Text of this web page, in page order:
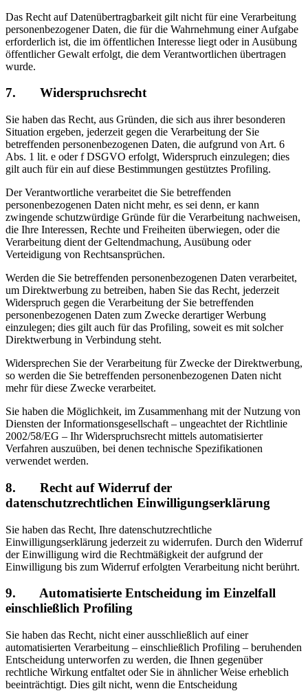
Das Recht auf Datenübertragbarkeit gilt nicht für eine Verarbeitung
personenbezogener Daten, die für die Wahrnehmung einer Aufgabe
erforderlich ist, die im öffentlichen Interesse liegt oder in Ausübung
öffentlicher Gewalt erfolgt, die dem Verantwortlichen übertragen
wurde.
7. Widerspruchsrecht
Sie haben das Recht, aus Gründen, die sich aus ihrer besonderen
Situation ergeben, jederzeit gegen die Verarbeitung der Sie
betreffenden personenbezogenen Daten, die aufgrund von Art. 6
Abs. 1 lit. e oder f DSGVO erfolgt, Widerspruch einzulegen; dies
gilt auch für ein auf diese Bestimmungen gestütztes Profiling.
Der Verantwortliche verarbeitet die Sie betreffenden
personenbezogenen Daten nicht mehr, es sei denn, er kann
zwingende schutzwürdige Gründe für die Verarbeitung nachweisen,
die Ihre Interessen, Rechte und Freiheiten überwiegen, oder die
Verarbeitung dient der Geltendmachung, Ausübung oder
Verteidigung von Rechtsansprüchen.
Werden die Sie betreffenden personenbezogenen Daten verarbeitet,
um Direktwerbung zu betreiben, haben Sie das Recht, jederzeit
Widerspruch gegen die Verarbeitung der Sie betreffenden
personenbezogenen Daten zum Zwecke derartiger Werbung
einzulegen; dies gilt auch für das Profiling, soweit es mit solcher
Direktwerbung in Verbindung steht.
Widersprechen Sie der Verarbeitung für Zwecke der Direktwerbung,
so werden die Sie betreffenden personenbezogenen Daten nicht
mehr für diese Zwecke verarbeitet.
Sie haben die Möglichkeit, im Zusammenhang mit der Nutzung von
Diensten der Informationsgesellschaft – ungeachtet der Richtlinie
2002/58/EG – Ihr Widerspruchsrecht mittels automatisierter
Verfahren auszuüben, bei denen technische Spezifikationen
verwendet werden.
8. Recht auf Widerruf der
datenschutzrechtlichen Einwilligungserklärung
Sie haben das Recht, Ihre datenschutzrechtliche
Einwilligungserklärung jederzeit zu widerrufen. Durch den Widerruf
der Einwilligung wird die Rechtmäßigkeit der aufgrund der
Einwilligung bis zum Widerruf erfolgten Verarbeitung nicht berührt.
9. Automatisierte Entscheidung im Einzelfall
einschließlich Profiling
Sie haben das Recht, nicht einer ausschließlich auf einer
automatisierten Verarbeitung – einschließlich Profiling – beruhenden
Entscheidung unterworfen zu werden, die Ihnen gegenüber
rechtliche Wirkung entfaltet oder Sie in ähnlicher Weise erheblich
beeinträchtigt. Dies gilt nicht, wenn die Entscheidung